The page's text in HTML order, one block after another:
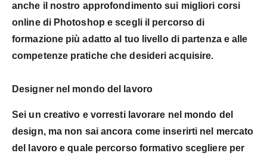
anche il nostro approfondimento sui migliori corsi
online di Photoshop e scegli il percorso di
formazione più adatto al tuo livello di partenza e alle
competenze pratiche che desideri acquisire.
Designer nel mondo del lavoro
Sei un creativo e vorresti lavorare nel mondo del
design, ma non sai ancora come inserirti nel mercato
del lavoro e quale percorso formativo scegliere per